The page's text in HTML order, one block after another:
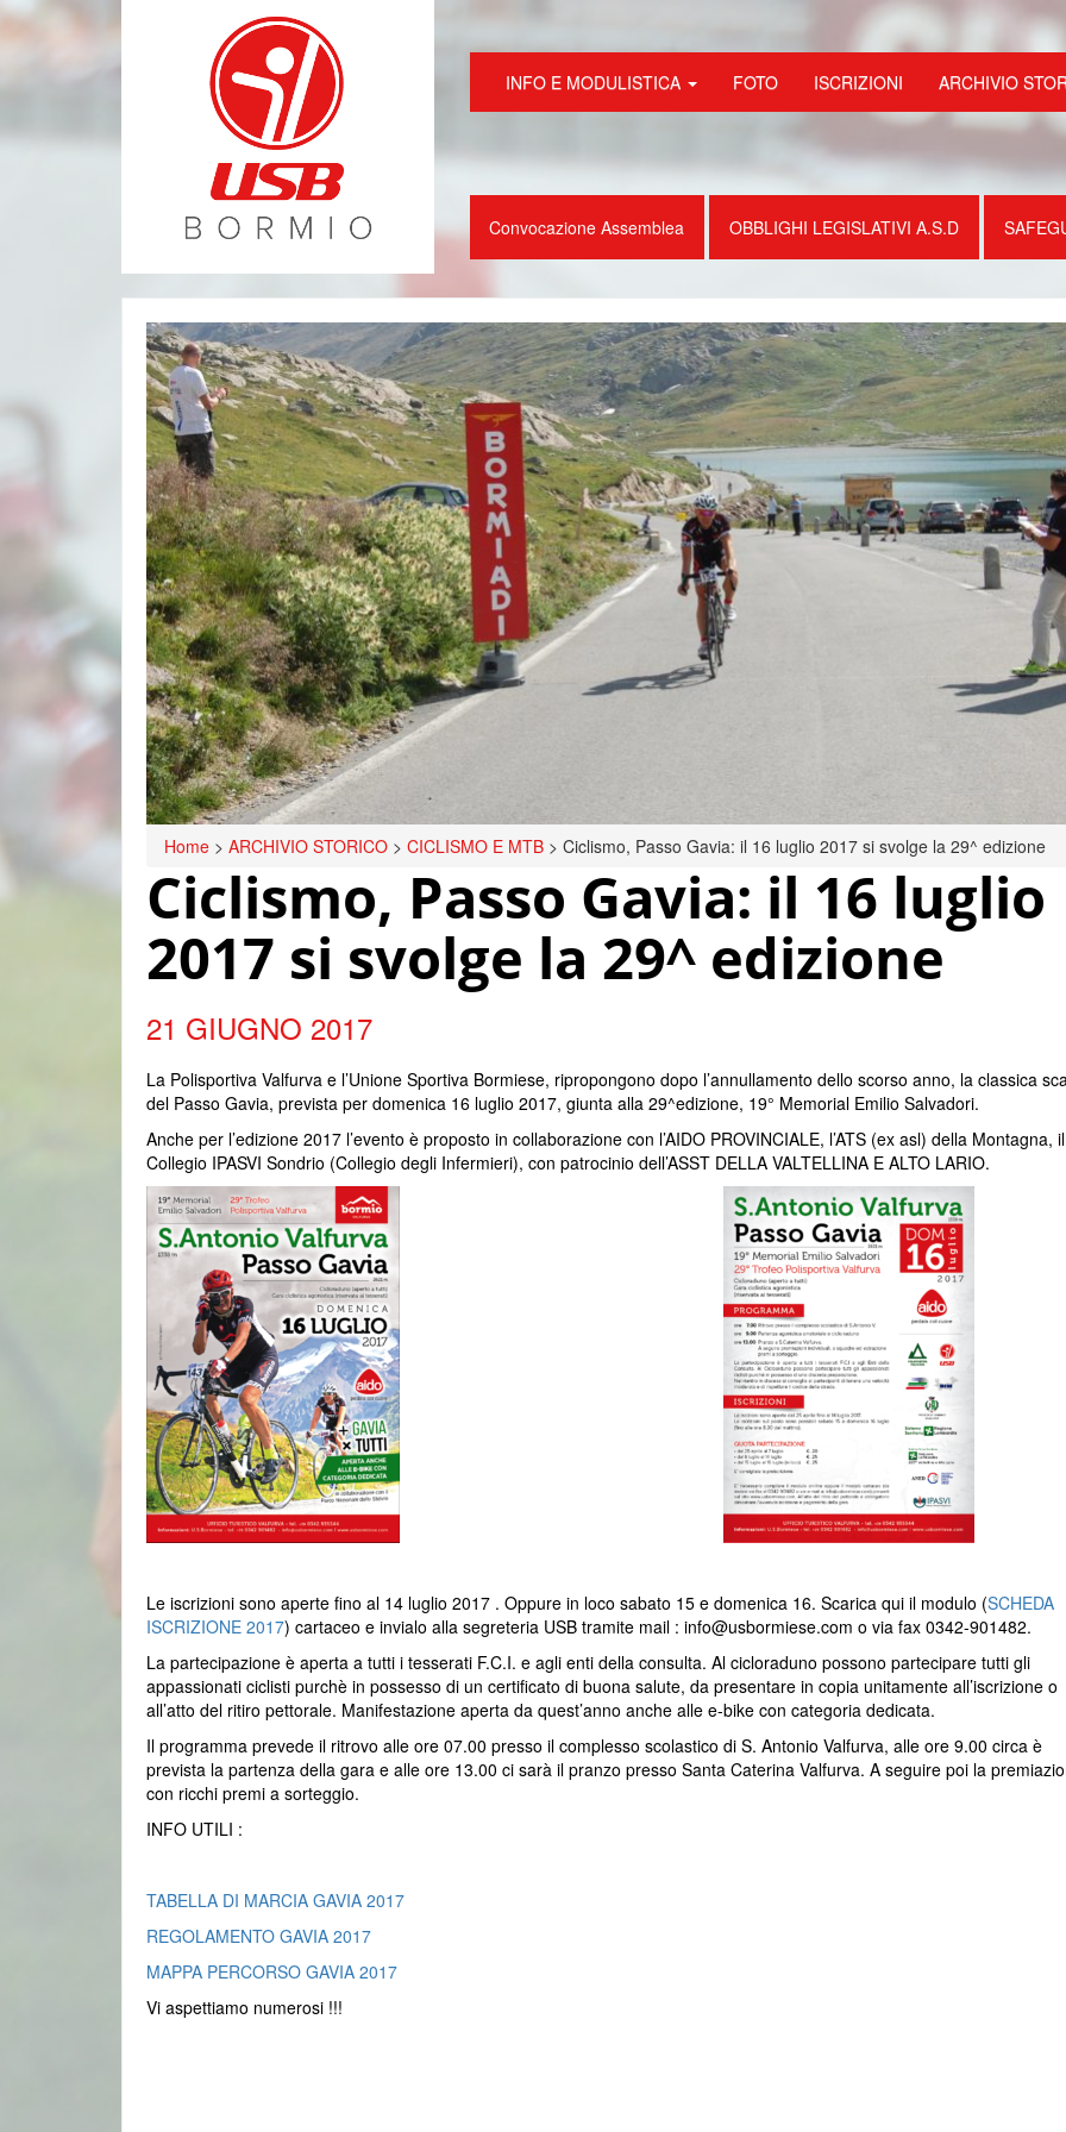
INFO E MODULISTICA FOTO ISCRIZIONI ARCHIVIO
Convocazione Assemblea OBBLIGHI LEGISLATIVI A.S.D
Home > ARCHIVIO STORICO > CICLISMO E MTB > Ciclismo, Passo Gavia: il 16 luglio 2017 si svolge la 29^ edizione
Ciclismo, Passo Gavia: il 16 luglio
2017 si svolge la 29^ edizione
21 GIUGNO 2017
La Polisportiva Valfurva e l’Unione Sportiva Bormiese, ripropongono dopo l’annullamento dello scorso anno, la classica
del Passo Gavia, prevista per domenica 16 luglio 2017, giunta alla 29^edizione, 19° Memorial Emilio Salvadori.
Anche per l’edizione 2017 l’evento è proposto in collaborazione con l’AIDO PROVINCIALE, l’ATS (ex asl) della Montagna, il
Collegio IPASVI Sondrio (Collegio degli Infermieri), con patrocinio dell’ASST DELLA VALTELLINA E ALTO LARIO.
Le iscrizioni sono aperte fino al 14 luglio 2017 . Oppure in loco sabato 15 e domenica 16. Scarica qui il modulo (SCHEDA
ISCRIZIONE 2017) cartaceo e invialo alla segreteria USB tramite mail : info@usbormiese.com o via fax 0342-901482.
La partecipazione è aperta a tutti i tesserati F.C.I. e agli enti della consulta. Al cicloraduno possono partecipare tutti gli
appassionati ciclisti purchè in possesso di un certificato di buona salute, da presentare in copia unitamente all’iscrizione o
all’atto del ritiro pettorale. Manifestazione aperta da quest’anno anche alle e-bike con categoria dedicata.
Il programma prevede il ritrovo alle ore 07.00 presso il complesso scolastico di S. Antonio Valfurva, alle ore 9.00 circa è
prevista la partenza della gara e alle ore 13.00 ci sarà il pranzo presso Santa Caterina Valfurva. A seguire poi la
con ricchi premi a sorteggio.
INFO UTILI :
TABELLA DI MARCIA GAVIA 2017
REGOLAMENTO GAVIA 2017
MAPPA PERCORSO GAVIA 2017
Vi aspettiamo numerosi !!!